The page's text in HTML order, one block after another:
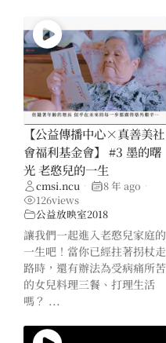
【公益傳播中心×真善美社
會福利基金會】 #3 墨的曙
光 老憨兒的一生
cmsi.ncu • 8 年 ago •
126views
公益放映室2018
讓我們一起進入老憨兒家庭的
一生吧！當你已經拄著拐杖走
路時，還有辦法為受病痛所苦
的女兒料理三餐、打理生活
嗎？ ...